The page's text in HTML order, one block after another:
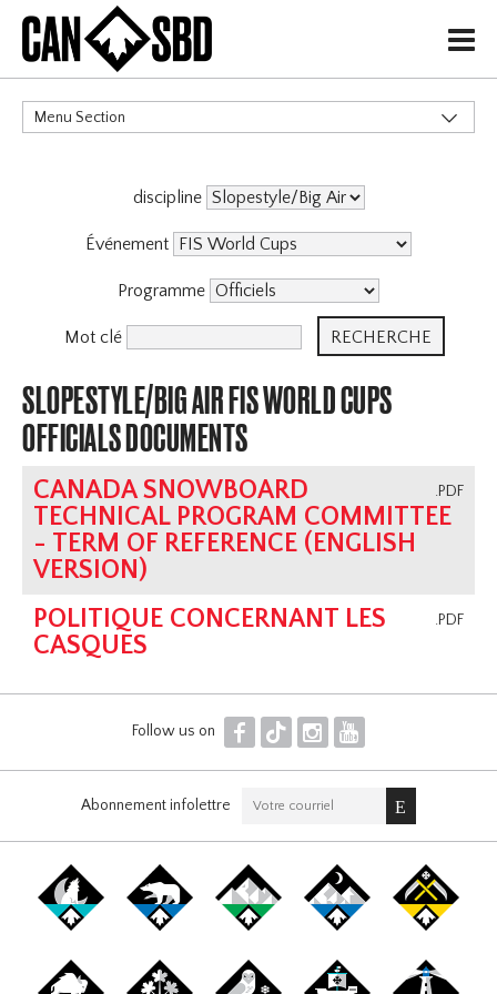
H
Menu Section
discipline
Événement
Programme
Mot clé
SLOPESTYLE/BIG AIR FIS WORLD CUPS
OFFICIALS DOCUMENTS
.PDF
CANADA SNOWBOARD
TECHNICAL PROGRAM COMMITTEE
- TERM OF REFERENCE (ENGLISH
VERSION)
.PDF
POLITIQUE CONCERNANT LES
CASQUES
Follow us on F T I Y
Abonnement infolettre